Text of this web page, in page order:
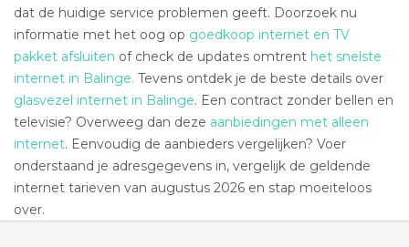
dat de huidige service problemen geeft. Doorzoek nu
informatie met het oog op goedkoop internet en TV
pakket afsluiten of check de updates omtrent het snelste
internet in Balinge. Tevens ontdek je de beste details over
glasvezel internet in Balinge. Een contract zonder bellen en
televisie? Overweeg dan deze aanbiedingen met alleen
internet. Eenvoudig de aanbieders vergelijken? Voer
onderstaand je adresgegevens in, vergelijk de geldende
internet tarieven van augustus 2026 en stap moeiteloos
over.